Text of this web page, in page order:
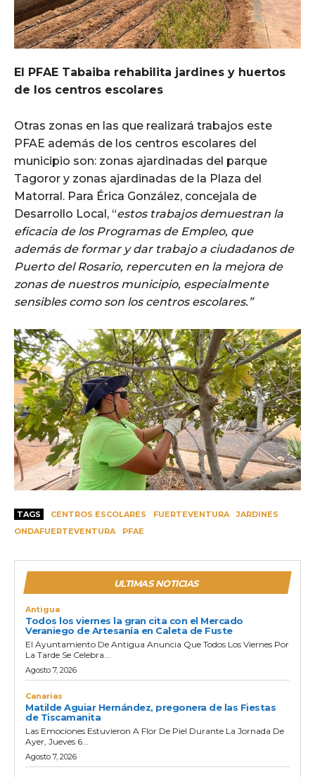
El PFAE Tabaiba rehabilita jardines y huertos
de los centros escolares
Otras zonas en las que realizará trabajos este
PFAE además de los centros escolares del
municipio son: zonas ajardinadas del parque
Tagoror y zonas ajardinadas de la Plaza del
Matorral. Para Érica González, concejala de
Desarrollo Local, “estos trabajos demuestran la
eficacia de los Programas de Empleo, que
además de formar y dar trabajo a ciudadanos de
Puerto del Rosario, repercuten en la mejora de
zonas de nuestros municipio, especialmente
sensibles como son los centros escolares.”
TAGS CENTROS ESCOLARES FUERTEVENTURA
JARDINES
ONDAFUERTEVENTURA
PFAE
ULTIMAS NOTICIAS
Antigua
Todos los viernes la gran cita con el Mercado
Veraniego de Artesanía en Caleta de Fuste
El Ayuntamiento De Antigua Anuncia Que Todos Los Viernes Por
La Tarde Se Celebra...
Agosto 7, 2026
Canarias
Matilde Aguiar Hernández, pregonera de las Fiestas
de Tiscamanita
Las Emociones Estuvieron A Flor De Piel Durante La Jornada De
Ayer, Jueves 6...
Agosto 7, 2026